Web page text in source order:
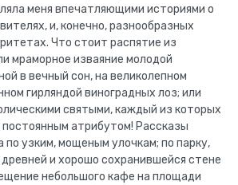
меня впечатляющими историями о
и, конечно, разнообразных
Что стоит распятие из
мраморное изваяние молодой
в вечный сон, на великолепном
гирляндой виноградных лоз; или
святыми, каждый из которых
атрибутом! Рассказы
по узким, мощеным улочкам; по парку,
и хорошо сохранившейся стене
небольшого кафе на площади